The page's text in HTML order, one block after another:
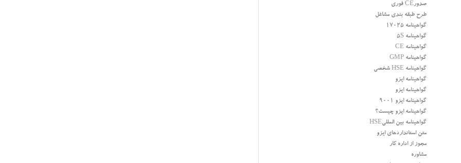
صدورCE فوری
طرح طبقه بندی مشاغل
گواهینامه 17025
گواهینامه 5S
گواهینامه CE
گواهینامه GMP
گواهینامه HSE شخصی
گواهینامه ایزو
گواهینامه ایزو
گواهینامه ایزو 9001
گواهینامه ایزو چیست؟
گواهینامه بین المللیHSE
متن استانداردهای ایزو
مجوز از اداره کار
مشاوره